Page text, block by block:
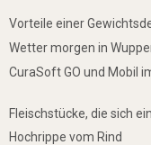
Vorteile einer
Wetter morgen in
CuraSoft GO und Mobil
Fleischstücke, die sich
Hochrippe vom Rind